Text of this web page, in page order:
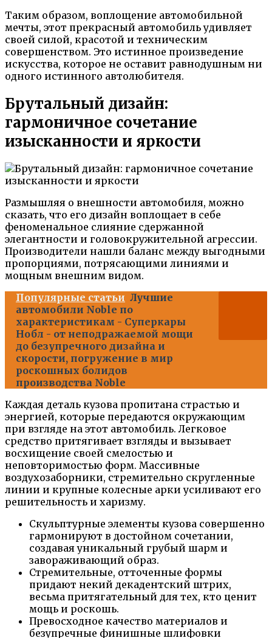
Таким образом, воплощение автомобильной
мечты, этот прекрасный автомобиль удивляет
своей силой, красотой и техническим
совершенством. Это истинное произведение
искусства, которое не оставит равнодушным ни
одного истинного автолюбителя.
Брутальный дизайн:
гармоничное сочетание
изысканности и яркости
Размышляя о внешности автомобиля, можно
сказать, что его дизайн воплощает в себе
феноменальное слияние сдержанной
элегантности и головокружительной агрессии.
Производители нашли баланс между выгодными
пропорциями, потрясающими линиями и
мощным внешним видом.
Популярные статьи Лучшие
автомобили Noble по
характеристикам - Суперкары
Нобл - от неподражаемой мощи
до безупречного дизайна и
скорости, погружение в мир
роскошных болидов
производства Noble
Каждая деталь кузова пропитана страстью и
энергией, которые передаются окружающим
при взгляде на этот автомобиль. Легковое
средство притягивает взгляды и вызывает
восхищение своей смелостью и
неповторимостью форм. Массивные
воздухозаборники, стремительно скругленные
линии и крупные колесные арки усиливают его
решительность и харизму.
Скульптурные элементы кузова совершенно
гармонируют в достойном сочетании,
создавая уникальный грубый шарм и
завораживающий образ.
Стремительные, отточенные формы
придают некий декадентский штрих,
весьма притягательный для тех, кто ценит
мощь и роскошь.
Превосходное качество материалов и
безупречные финишные шлифовки